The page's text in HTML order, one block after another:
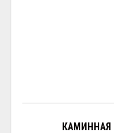
КАМИННАЯ